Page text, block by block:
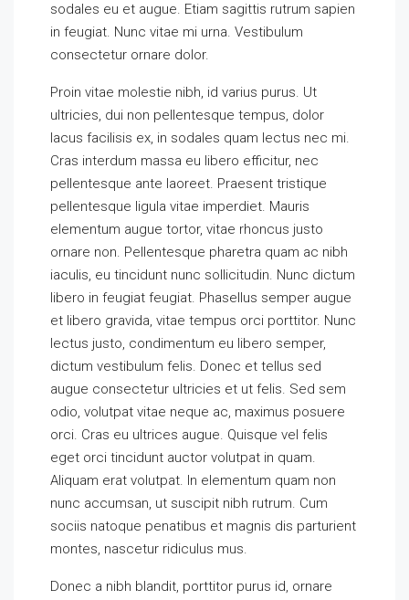
sodales eu et augue. Etiam sagittis rutrum sapien
in feugiat. Nunc vitae mi urna. Vestibulum
consectetur ornare dolor.
Proin vitae molestie nibh, id varius purus. Ut
ultricies, dui non pellentesque tempus, dolor
lacus facilisis ex, in sodales quam lectus nec mi.
Cras interdum massa eu libero efficitur, nec
pellentesque ante laoreet. Praesent tristique
pellentesque ligula vitae imperdiet. Mauris
elementum augue tortor, vitae rhoncus justo
ornare non. Pellentesque pharetra quam ac nibh
iaculis, eu tincidunt nunc sollicitudin. Nunc dictum
libero in feugiat feugiat. Phasellus semper augue
et libero gravida, vitae tempus orci porttitor. Nunc
lectus justo, condimentum eu libero semper,
dictum vestibulum felis. Donec et tellus sed
augue consectetur ultricies et ut felis. Sed sem
odio, volutpat vitae neque ac, maximus posuere
orci. Cras eu ultrices augue. Quisque vel felis
eget orci tincidunt auctor volutpat in quam.
Aliquam erat volutpat. In elementum quam non
nunc accumsan, ut suscipit nibh rutrum. Cum
sociis natoque penatibus et magnis dis parturient
montes, nascetur ridiculus mus.
Donec a nibh blandit, porttitor purus id, ornare